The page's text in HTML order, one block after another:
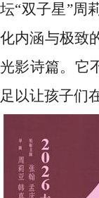
坛“双子星”周
化内涵与极致
光影诗篇。它
足以让孩子们